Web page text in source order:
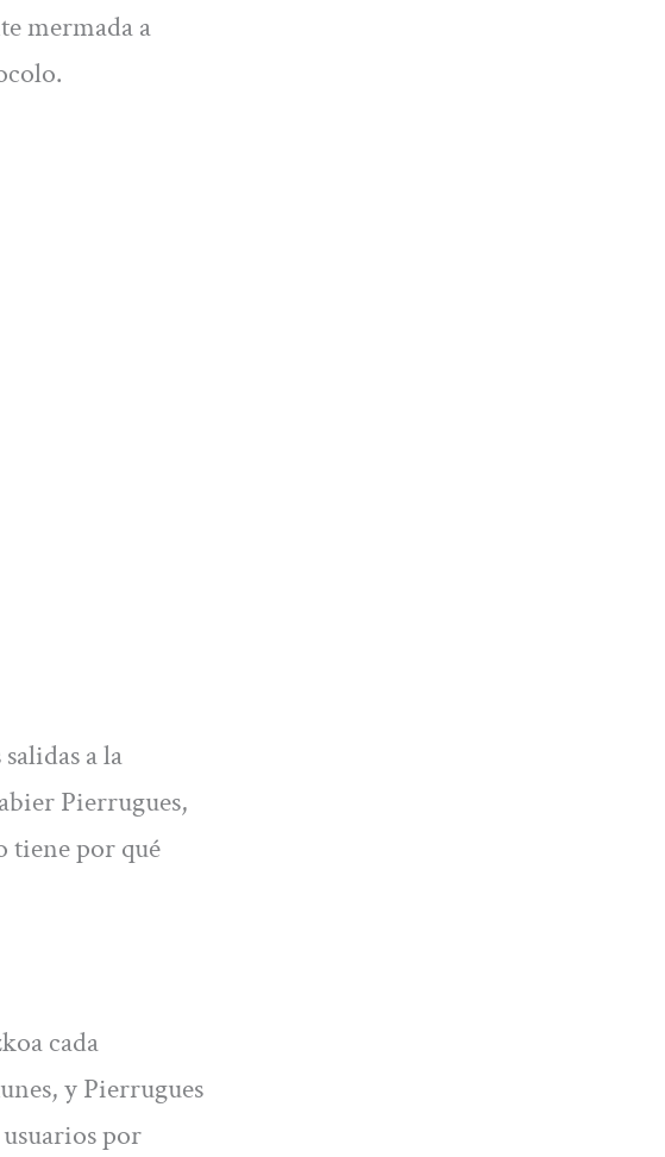
mermada a
a la
Pierrugues,
tiene por qué
cada
y Pierrugues
por